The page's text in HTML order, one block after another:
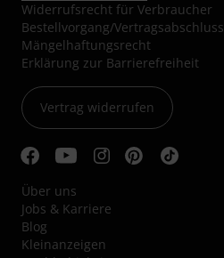
Widerrufsrecht für Verbraucher
Bestellvorgang/Vertragsabschluss
Mängelhaftungsrecht
Erklärung zur Barrierefreiheit
Vertrag widerrufen
Über uns
Jobs & Karriere
Blog
Kleinanzeigen